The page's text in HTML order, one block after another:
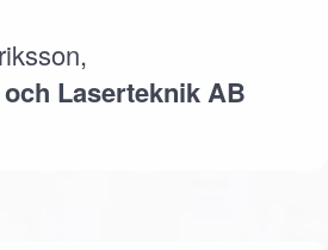
Laserteknik AB